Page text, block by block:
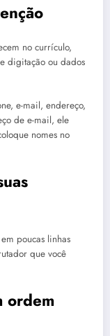
no currículo,
digitação ou dados
e-mail, endereço,
de e-mail, ele
nomes no
poucas linhas
que você
ordem